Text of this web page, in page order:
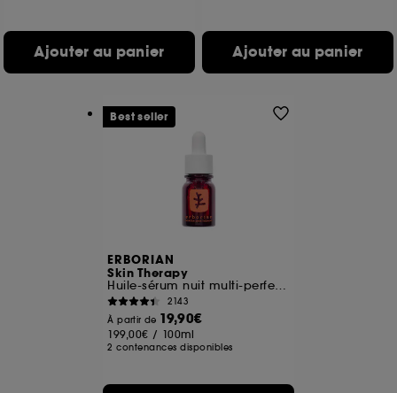
Ajouter au panier Ajouter au panier
ERBORIAN
Skin Therapy
Huile-sérum nuit multi-perfectrice
2143
À partir de 19,90€
199,00€ / 100ml
2 contenances disponibles
Best seller